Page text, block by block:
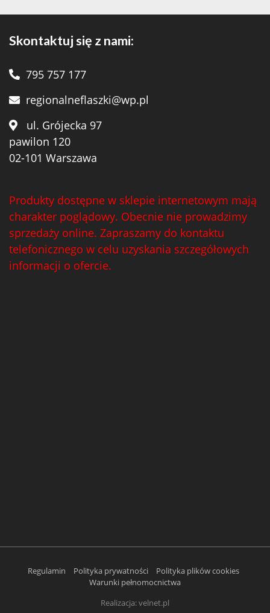
Skontaktuj się z nami:
795 757 177
regionalneflaszki@wp.pl
ul. Grójecka 97
pawilon 120
02-101 Warszawa
Produkty dostępne w sklepie internetowym mają
charakter poglądowy. Obecnie nie prowadzimy
sprzedaży online. Zapraszamy do kontaktu
telefonicznego w celu uzyskania szczegółowych
informacji o ofercie.
Regulamin Polityka prywatności
Polityka plików cookies
Warunki pełnomocnictwa
Realizacja:velnet.pl